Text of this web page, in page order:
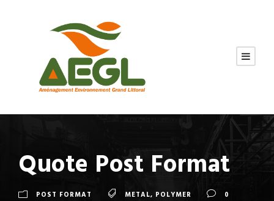
Quote Post Format
POST FORMAT METAL, POLYMER 0